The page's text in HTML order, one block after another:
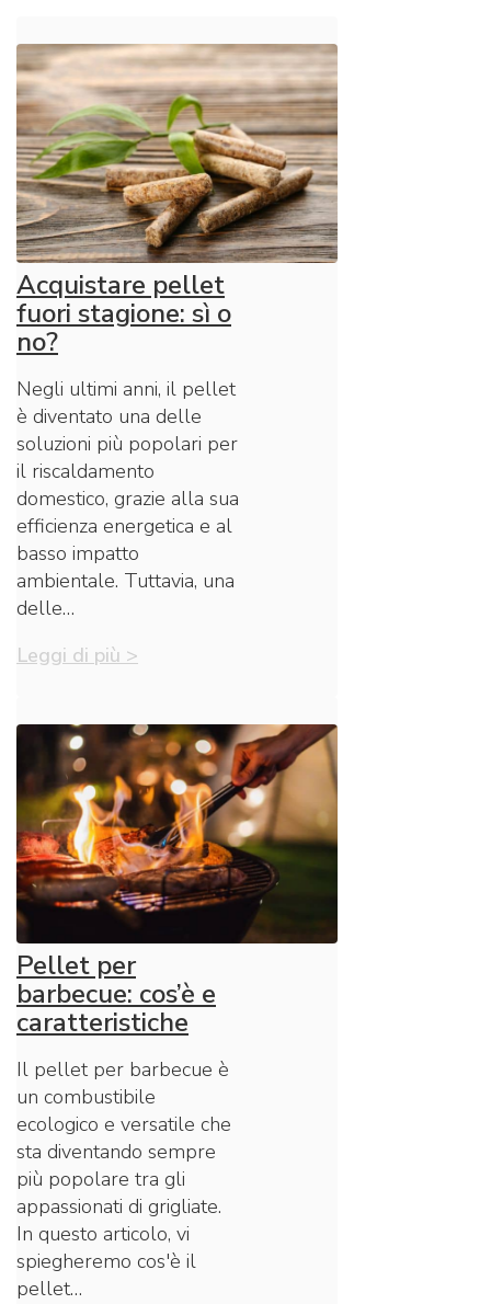
Acquistare pellet
fuori stagione: sì o
no?
Negli ultimi anni, il pellet
è diventato una delle
soluzioni più popolari per
il riscaldamento
domestico, grazie alla sua
efficienza energetica e al
basso impatto
ambientale. Tuttavia, una
delle…
Leggi di più >
Pellet per
barbecue: cos’è e
caratteristiche
Il pellet per barbecue è
un combustibile
ecologico e versatile che
sta diventando sempre
più popolare tra gli
appassionati di grigliate.
In questo articolo, vi
spiegheremo cos'è il
pellet…